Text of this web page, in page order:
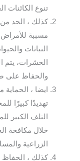
تنوع الكائنات
كذلك ، الحد
مسببة
النباتات
الحشرات، يتم
والحفاظ على
ايضا ،
تهديدًا كبيرًا
التلف الكبير
خلال مكافحة
الزراعية
كذلك ، الحفاظ